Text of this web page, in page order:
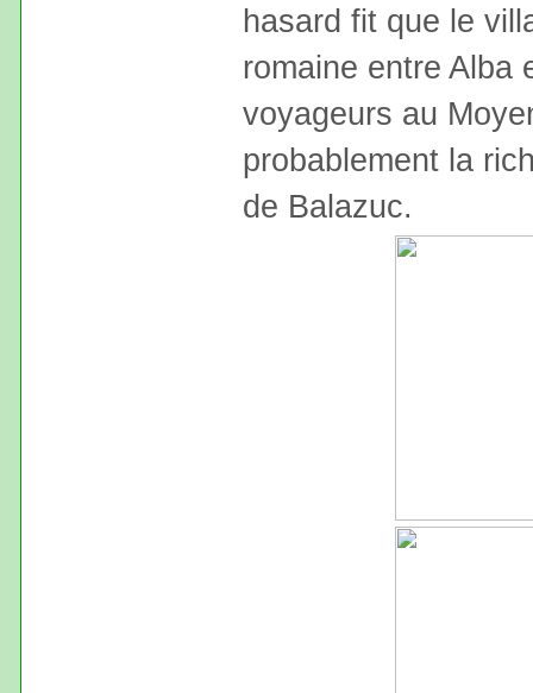
hasard fit que le
romaine entre Alba
voyageurs au
probablement la
de Balazuc.